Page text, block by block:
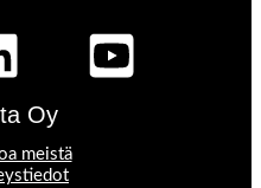
Oy
meistä